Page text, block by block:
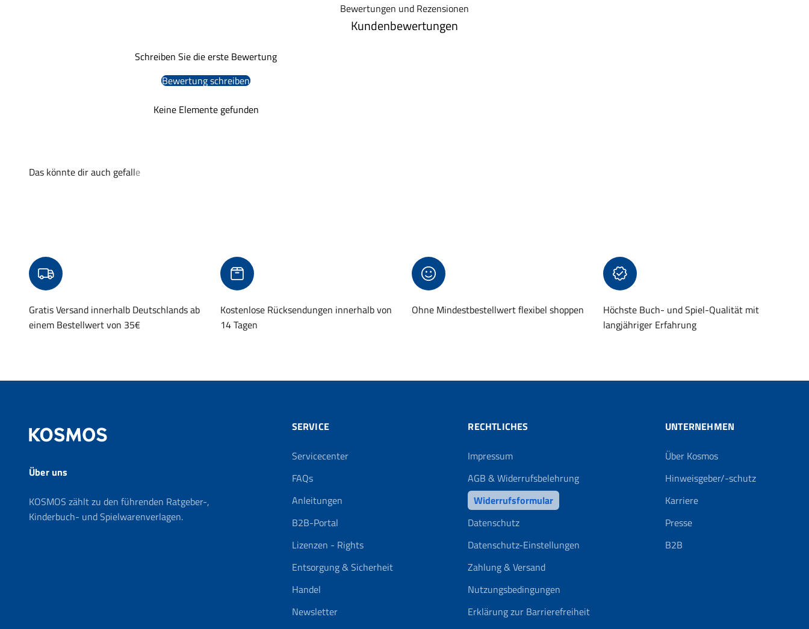
Bewertungen und Rezensionen
Kundenbewertungen
Schreiben Sie die erste Bewertung
Bewertung schreiben
Keine Elemente gefunden
Gratis Versand innerhalb Deutschlands ab
einem Bestellwert von 35€
Kostenlose Rücksendungen innerhalb von
14 Tagen
Ohne Mindestbestellwert flexibel shoppen
Höchste Buch- und Spiel-Qualität mit
langjähriger Erfahrung
Über uns
KOSMOS zählt zu den führenden Ratgeber-,
Kinderbuch- und Spielwarenverlagen.
SERVICE
Servicecenter
FAQs
Anleitungen
B2B-Portal
Lizenzen - Rights
Entsorgung & Sicherheit
Handel
Newsletter
RECHTLICHES
Impressum
AGB & Widerrufsbelehrung
Widerrufsformular
Datenschutz
Datenschutz-Einstellungen
Zahlung & Versand
Nutzungsbedingungen
Erklärung zur Barrierefreiheit
UNTERNEHMEN
Über Kosmos
Hinweisgeber/-schutz
Karriere
Presse
B2B